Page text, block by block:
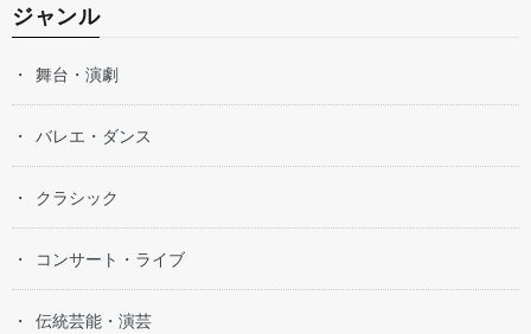
ジャンル
舞台・演劇
バレエ・ダンス
クラシック
コンサート・ライブ
伝統芸能・演芸